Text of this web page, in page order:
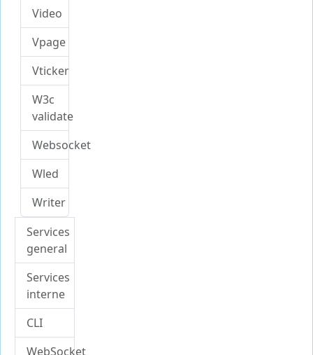
Video
Vpage
Vticker
W3c
validate
Websocket
Wled
Writer
Services
general
Services
interne
CLI
WebSocket